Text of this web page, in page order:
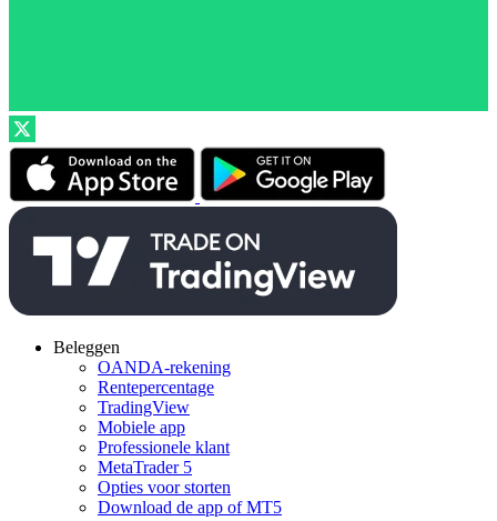
Beleggen
OANDA-rekening
Rentepercentage
TradingView
Mobiele app
Professionele klant
MetaTrader 5
Opties voor storten
Download de app of MT5